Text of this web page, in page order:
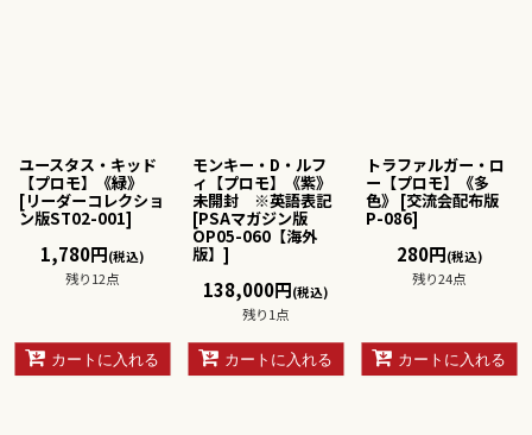
ユースタス・キッド
【プロモ】《緑》
[リーダーコレクショ
ン版ST02-001]
1,780円(税込)
残り12点
カートに入れる
モンキー・D・ルフ
ィ【プロモ】《紫》
未開封 ※英語表記
[PSAマガジン版
OP05-060【海外
版】 ]
138,000円(税込)
残り1点
カートに入れる
トラファルガー・ロ
ー【プロモ】《多
色》 [交流会配布版
P-086]
280円(税込)
残り24点
カートに入れる